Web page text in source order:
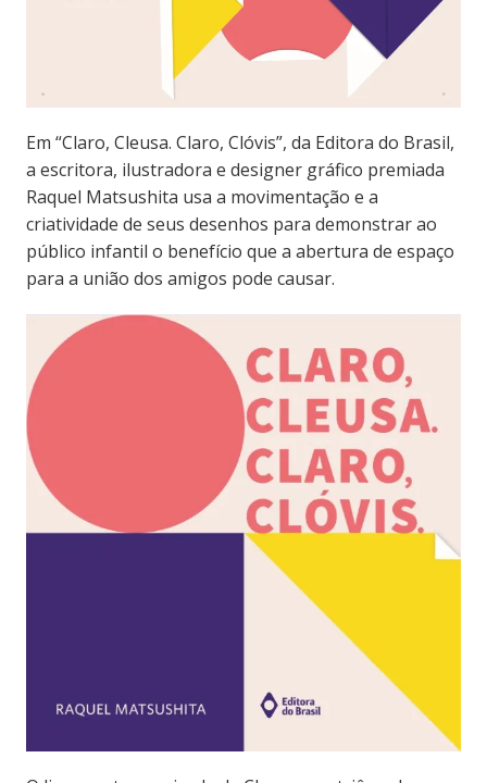
Em “Claro, Cleusa. Claro, Clóvis”, da Editora do Brasil,
a escritora, ilustradora e designer gráfico premiada
Raquel Matsushita usa a movimentação e a
criatividade de seus desenhos para demonstrar ao
público infantil o benefício que a abertura de espaço
para a união dos amigos pode causar.